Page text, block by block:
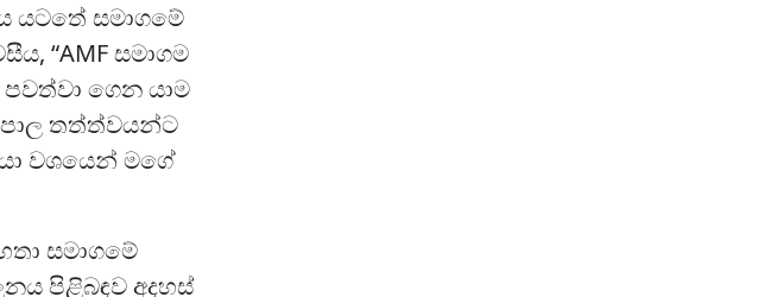
යටතේ සමාගමේ
“AMF සමාගම
ගෙන යාම
තත්ත්වයන්ට
වශයෙන් මගේ
සමාගමේ
පිළිබඳව අදහස්